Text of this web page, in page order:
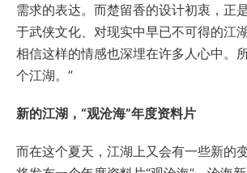
需求的表达。而楚留香的设计初衷，正
于武侠文化、对现实中早已不可得的江
相信这样的情感也深埋在许多人心中。
个江湖。”
新的江湖，“观沧海”年度资料片
而在这个夏天，江湖上又会有一些新的